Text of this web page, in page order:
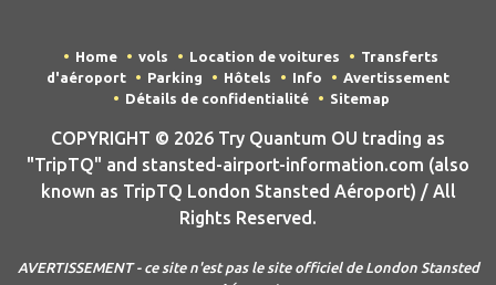
Home vols Location de voitures
Transferts
d'aéroport
Parking Hôtels Info
Avertissement
Détails de confidentialité
Sitemap
COPYRIGHT © 2026 Try Quantum OU trading as
"TripTQ" and stansted-airport-information.com (also
known as TripTQ London Stansted Aéroport) / All
Rights Reserved.
AVERTISSEMENT - ce site n'est pas le site officiel de London Stansted